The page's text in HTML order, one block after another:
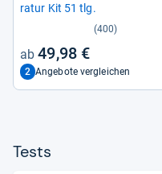
ra­tur Kit 51 tlg.
(400)
49,98 €
2 Angebote vergleichen
Tests